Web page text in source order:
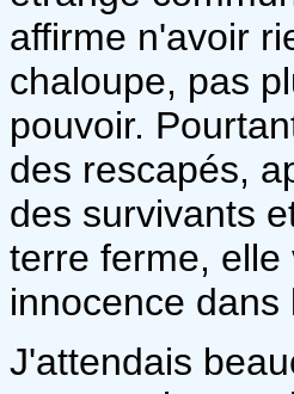
affirme n'avoir
chaloupe, pas
pouvoir.
des rescapés,
des survivants
terre ferme,
innocence
J'attendais